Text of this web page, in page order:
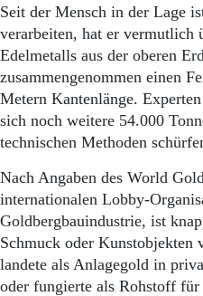
Wer
Aktuelle
Danzig und
Seit der Mensch in der Lage
verarbeiten, hat er vermutlich
Edelmetalls aus der oberen
zusammengenommen einen
Metern Kantenlänge.
sich noch weitere 54.000
technischen Methoden
Nach Angaben des World
internationalen Lobby-
Goldbergbauindustrie, ist
Schmuck oder Kunstobjekten
landete als Anlagegold in
oder fungierte als Rohstoff